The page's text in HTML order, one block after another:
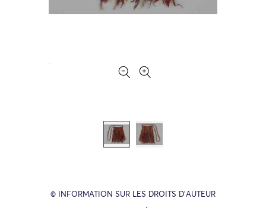
© INFORMATION SUR LES DROITS D’AUTEUR